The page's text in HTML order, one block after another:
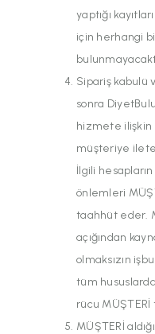
yaptığı
için herhangi
Sipariş kabulü
sonra
hizmete ilişkin
müşteriye
İlgili
önlemleri
taahhüt eder.
açığından
olmaksızın
tüm
rücu
MÜŞTERİ